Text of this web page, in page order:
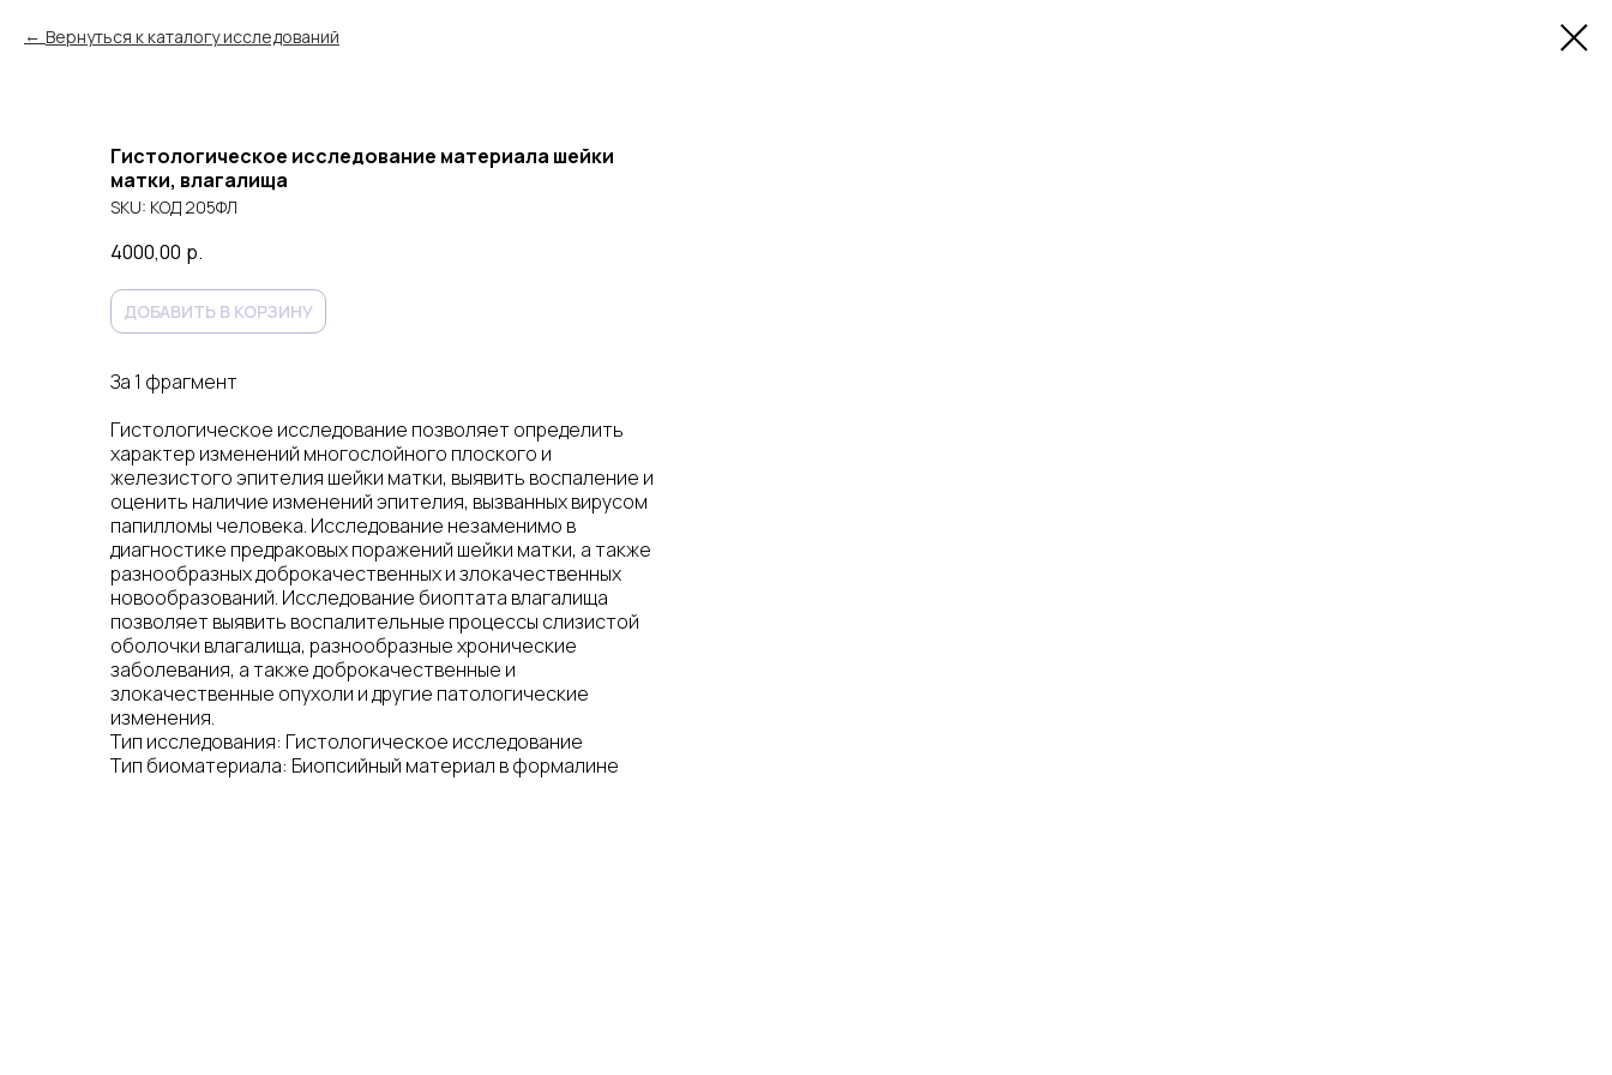
Вернуться к каталогу исследований
Гистологическое исследование материала шейки
матки, влагалища
SKU: КОД 205ФЛ
4000,00 р.
ДОБАВИТЬ В КОРЗИНУ
За 1 фрагмент
Гистологическое исследование позволяет определить
характер изменений многослойного плоского и
железистого эпителия шейки матки, выявить воспаление и
оценить наличие изменений эпителия, вызванных вирусом
папилломы человека. Исследование незаменимо в
диагностике предраковых поражений шейки матки, а также
разнообразных доброкачественных и злокачественных
новообразований. Исследование биоптата влагалища
позволяет выявить воспалительные процессы слизистой
оболочки влагалища, разнообразные хронические
заболевания, а также доброкачественные и
злокачественные опухоли и другие патологические
изменения.
Тип исследования: Гистологическое исследование
Тип биоматериала: Биопсийный материал в формалине